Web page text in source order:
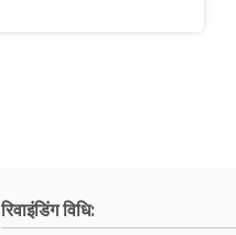
रिवाइंडिंग विधि: